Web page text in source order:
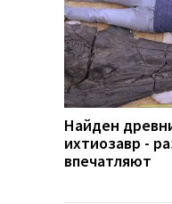
Найден
ихтиозавр -
впечатляют